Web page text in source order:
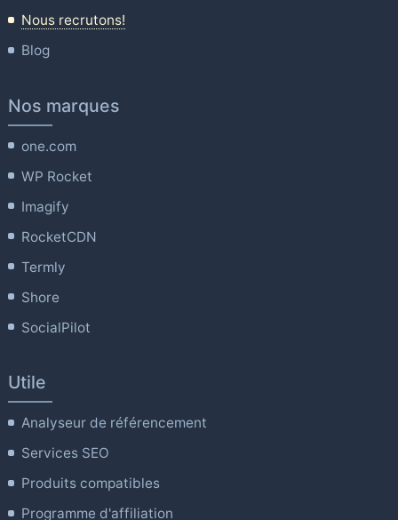
Nous recrutons!
Blog
Nos marques
one.com
WP Rocket
Imagify
RocketCDN
Termly
Shore
SocialPilot
Utile
Analyseur de référencement
Services SEO
Produits compatibles
Programme d'affiliation